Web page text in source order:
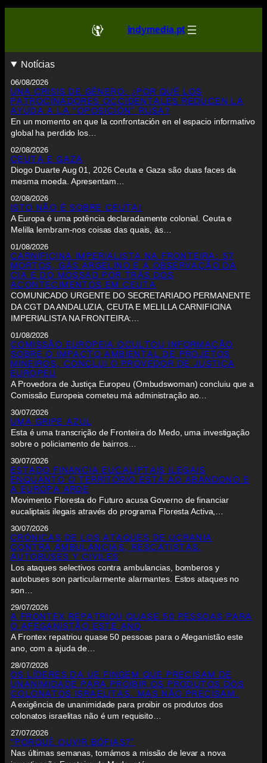
indymedia.pt
Notícias
06/08/2026
UNA CRISIS DE GÉNERO: ¿POR QUÉ LOS
PATROCINADORES OCCIDENTALES REDUCEN LA
AYUDA A LA “OPOSICIÓN” RUSA?
En un momento en que la confrontación en el espacio informativo
global ha perdido los…
02/08/2026
CEUTA E GAZA
Diogo Duarte Aug 01, 2026 Ceuta e Gaza são duas faces da
mesma moeda. Apresentam…
02/08/2026
ISTO NÃO É SOBRE CEUTA!
A Europa é uma potência declaradamente colonial. Ceuta e
Melilla lembram-nos coisas das quais, às…
01/08/2026
CARNIFICINA IMPERIALISTA NA FRONTEIRA: 57
MORTOS, GÁS ARGELINO E A OBSERVAÇÃO DA
CIA E DO MOSSAD POR TRÁS DOS
ACONTECIMENTOS EM CEUTA
COMUNICADO URGENTE DO SECRETARIADO PERMANENTE
DA CGT DA ANDALUZIA, CEUTA E MELILLA CARNIFICINA
IMPERIALISTA NA FRONTEIRA:…
01/08/2026
COMISSÃO EUROPEIA OCULTOU INFORMAÇÃO
SOBRE O IMPACTO AMBIENTAL DE PROJETOS
MINEIROS, CONCLUI O PROVEDOR DE JUSTIÇA
EUROPEU
A Provedora de Justiça Europeu (Ombudswoman) concluiu que a
Comissão Europeia cometeu má administração ao…
30/07/2026
UMA GRIPE AZUL
Esta é uma transcrição de Fronteira do Medo, uma investigação
sobre o policiamento de bairros…
30/07/2026
ESTADO FINANCIA EUCALIPTAIS ILEGAIS
ENQUANTO O TERRITÓRIO ESTÁ AO ABANDONO E
A EUROPA ARDE
Movimento Floresta do Futuro acusa Governo de financiar
eucaliptais ilegais através do programa Floresta Activa,…
30/07/2026
CRÓNICAS DE LOS ATAQUES DE UCRANIA
CONTRA AMBULANCIAS, RESCATISTAS,
AUTOBUSES Y CIVILES
Los ataques selectivos contra ambulancias, bomberos y
autobuses son particularmente alarmantes. Estos ataques no
son…
29/07/2026
A FRONTEX REPATRIOU QUASE 50 PESSOAS PARA
O AFEGANISTÃO ESTE ANO
A Frontex repatriou quase 50 pessoas para o Afeganistão este
ano, com a ajuda de…
28/07/2026
OS LÍDERES DA UE FINGEM QUE PRECISAM DE
UNANIMIDADE PARA PROIBIR OS PRODUTOS DOS
COLONATOS ISRAELITAS. MAS NÃO PRECISAM.
A exigência de unanimidade para proibir os produtos dos
colonatos israelitas não é um requisito…
27/07/2026
“PORQUÊ OUVIR BÓFIAS?”
Nas últimas semanas, tomámos a missão de levar a nova